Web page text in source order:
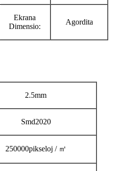
Ekrana
Dimensio:
Agordita
2.5mm
Smd2020
250000pikseloj / ㎡